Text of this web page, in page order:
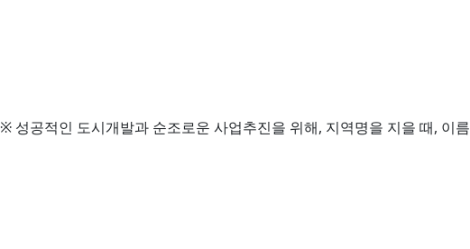
※ 성공적인 도시개발과 순조로운 사업추진을 위해, 지역명을 지을 때, 이